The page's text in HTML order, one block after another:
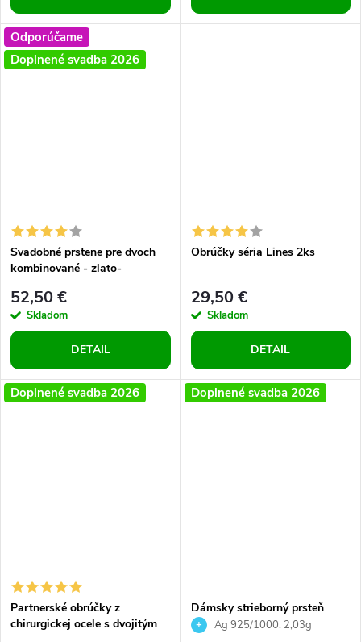
Odporúčame
Doplnené svadba 2026
Svadobné prstene pre dvoch
kombinované - zlato-
52,50 €
Skladom
DETAIL
Obrúčky séria Lines 2ks
29,50 €
Skladom
DETAIL
Doplnené svadba 2026
Partnerské obrúčky z
chirurgickej ocele s dvojitým
Doplnené svadba 2026
Dámsky strieborný prsteň
nekonečno ležiaca osmička
Ag 925/1000: 2,03g